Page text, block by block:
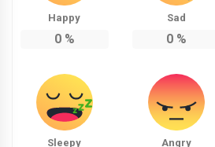
Happy
0%
Sad
0%
Sleepy Angry